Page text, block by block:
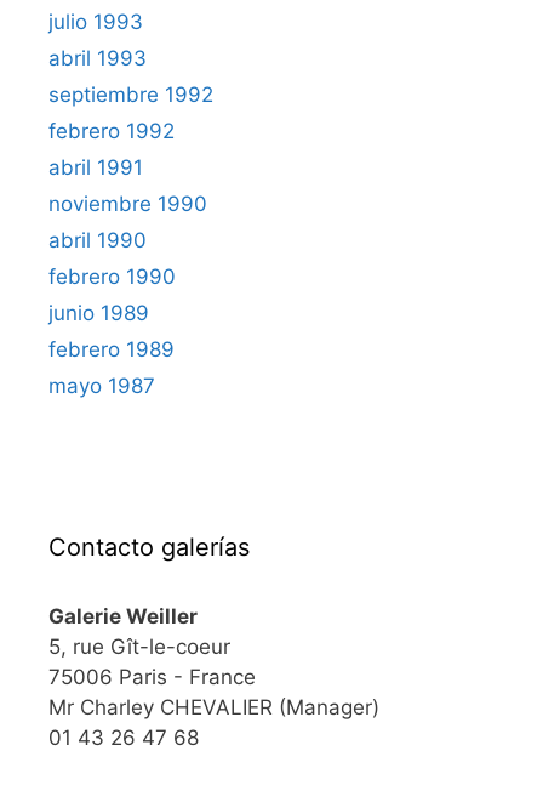
julio 1993
abril 1993
septiembre 1992
febrero 1992
abril 1991
noviembre 1990
abril 1990
febrero 1990
junio 1989
febrero 1989
mayo 1987
Contacto galerías
Galerie Weiller
5, rue Gît-le-coeur
75006 Paris - France
Mr Charley CHEVALIER (Manager)
01 43 26 47 68